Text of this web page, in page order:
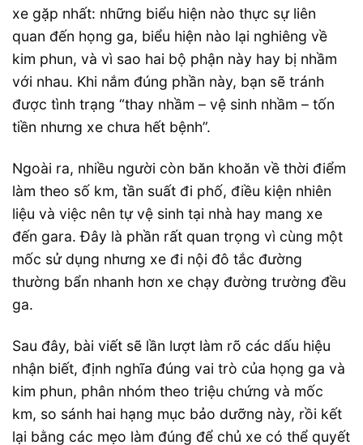
xe gặp nhất: những biểu hiện nào thực sự liên
quan đến họng ga, biểu hiện nào lại nghiêng về
kim phun, và vì sao hai bộ phận này hay bị nhầm
với nhau. Khi nắm đúng phần này, bạn sẽ tránh
được tình trạng “thay nhầm – vệ sinh nhầm – tốn
tiền nhưng xe chưa hết bệnh”.
Ngoài ra, nhiều người còn băn khoăn về thời điểm
làm theo số km, tần suất đi phố, điều kiện nhiên
liệu và việc nên tự vệ sinh tại nhà hay mang xe
đến gara. Đây là phần rất quan trọng vì cùng một
mốc sử dụng nhưng xe đi nội đô tắc đường
thường bẩn nhanh hơn xe chạy đường trường đều
ga.
Sau đây, bài viết sẽ lần lượt làm rõ các dấu hiệu
nhận biết, định nghĩa đúng vai trò của họng ga và
kim phun, phân nhóm theo triệu chứng và mốc
km, so sánh hai hạng mục bảo dưỡng này, rồi kết
lại bằng các mẹo làm đúng để chủ xe có thể quyết